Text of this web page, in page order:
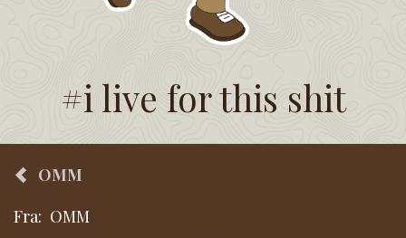
#i live for this shit
OMM
Fra: OMM